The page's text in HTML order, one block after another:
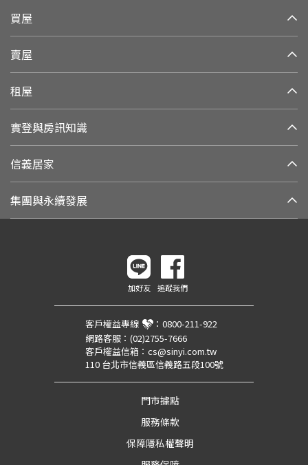
買屋
賣屋
租屋
實登與房訊知識
信義居家
集團與永續發展
加好友 追蹤我們
客戶權益專線 ： 0800-211-922
網路客服： (02)2755-7666
客戶權益信箱： cs@sinyi.com.tw
110 台北市信義區信義路五段100號
門市據點
服務條款
保障隱私權聲明